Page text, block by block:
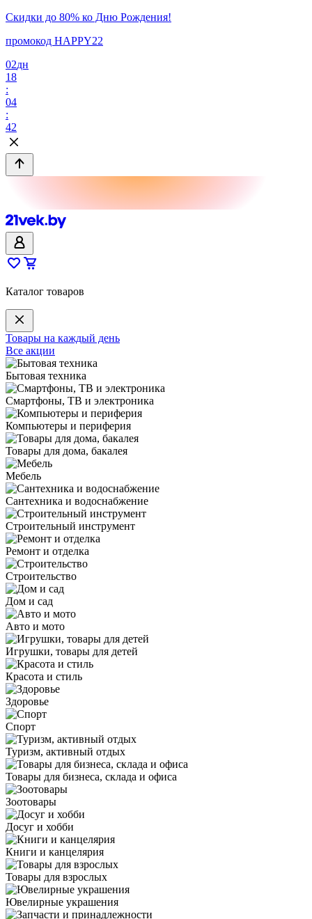
Скидки до 80% ко Дню Рождения!
промокод HAPPY22
02дн
18
:
04
:
42
Каталог товаров
Товары на каждый день
Все акции
Бытовая техника
Смартфоны, ТВ и электроника
Компьютеры и периферия
Товары для дома, бакалея
Мебель
Сантехника и водоснабжение
Строительный инструмент
Ремонт и отделка
Строительство
Дом и сад
Авто и мото
Игрушки, товары для детей
Красота и стиль
Здоровье
Спорт
Туризм, активный отдых
Товары для бизнеса, склада и офиса
Зоотовары
Досуг и хобби
Книги и канцелярия
Товары для взрослых
Ювелирные украшения